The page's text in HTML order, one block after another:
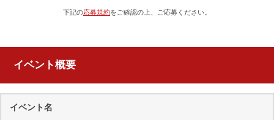
下記の応募規約をご確認の上、ご応募ください。
イベント概要
イベント名